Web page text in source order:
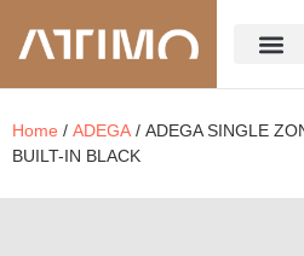
Home / ADEGA / ADEGA SINGLE
BUILT-IN BLACK